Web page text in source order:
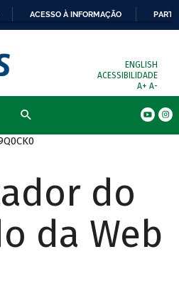
ACESSO À INFORMAÇÃO
ENGLISH
ACESSIBILIDADE
A+ A-
do
da Web